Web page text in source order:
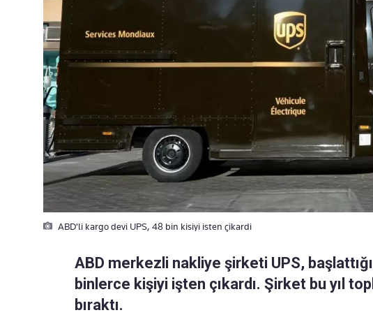
ABD'li kargo devi UPS, 48 bin kisiyi isten çikardi
ABD merkezli nakliye şirketi UPS,
binlerce kişiyi işten çıkardı. Şirket bu yıl
bıraktı.